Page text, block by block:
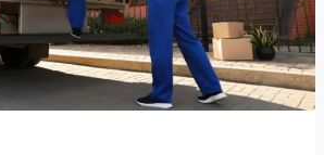
ما
لا
تخبرك
به